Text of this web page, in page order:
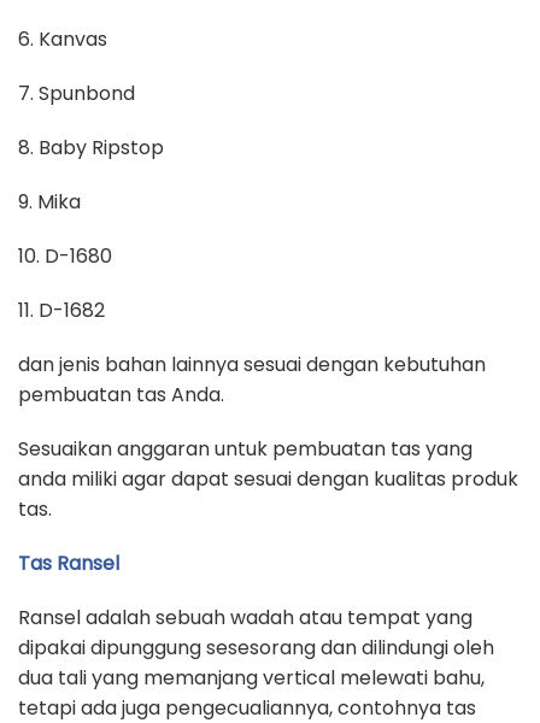
6. Kanvas
7. Spunbond
8. Baby Ripstop
9. Mika
10. D-1680
11. D-1682
dan jenis bahan lainnya sesuai dengan kebutuhan
pembuatan tas Anda.
Sesuaikan anggaran untuk pembuatan tas yang
anda miliki agar dapat sesuai dengan kualitas produk
tas.
Tas Ransel
Ransel adalah sebuah wadah atau tempat yang
dipakai dipunggung sesesorang dan dilindungi oleh
dua tali yang memanjang vertical melewati bahu,
tetapi ada juga pengecualiannya, contohnya tas